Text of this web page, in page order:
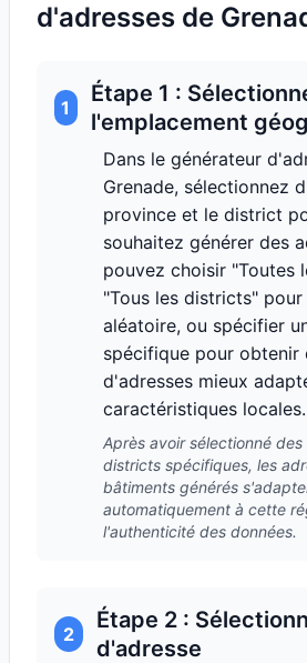
d'adresses de
1
Étape 1 :
l'emplacement
Dans le générateur
Grenade, sélectionnez
province et le district
souhaitez générer des
pouvez choisir "Toutes
"Tous les districts"
aléatoire, ou spécifier
spécifique pour obtenir
d'adresses mieux
caractéristiques locales.
Après avoir sélectionné
districts spécifiques, les
bâtiments générés
automatiquement à cette
l'authenticité des données.
2
Étape 2 :
d'adresse